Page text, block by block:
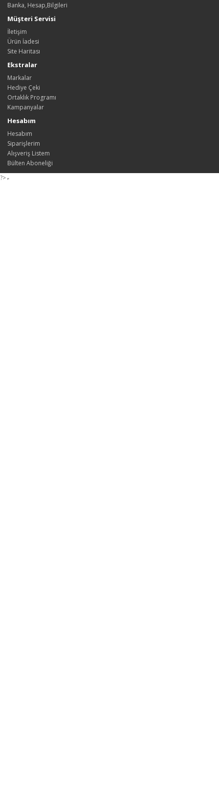
Banka, Hesap,Bilgileri
Müşteri Servisi
İletişim
Ürün İadesi
Site Haritası
Ekstralar
Markalar
Hediye Çeki
Ortaklık Programı
Kampanyalar
Hesabım
Hesabım
Siparişlerim
Alışveriş Listem
Bülten Aboneliği
?>